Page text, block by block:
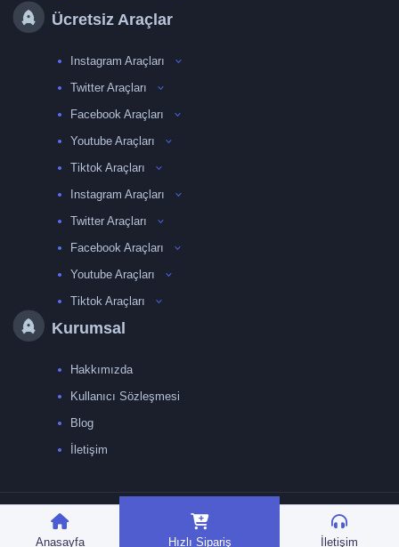
Anasayfa Hızlı Sipariş İletişim
Ücretsiz Araçlar
Instagram Araçları
Twitter Araçları
Facebook Araçları
Youtube Araçları
Tiktok Araçları
Instagram Araçları
Twitter Araçları
Facebook Araçları
Youtube Araçları
Tiktok Araçları
Kurumsal
Hakkımızda
Kullanıcı Sözleşmesi
Blog
İletişim
TRMedya 2026 © Tüm
hakları saklıdır.